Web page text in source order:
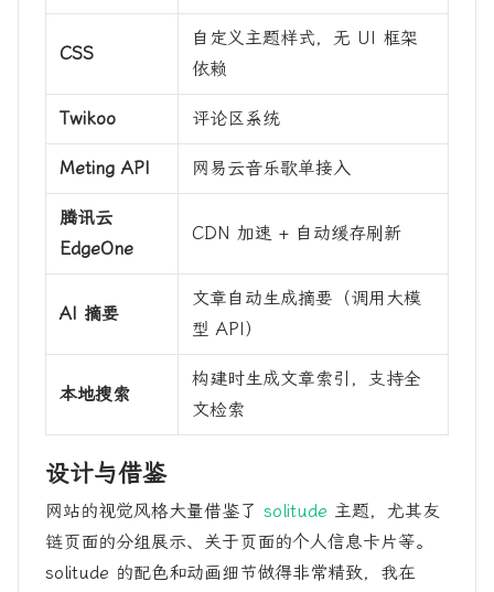
CSS
自定义主题样式，无 UI 框架
依赖
Twikoo 评论区系统
Meting API 网易云音乐歌单接入
腾讯云
EdgeOne
CDN 加速 + 自动缓存刷新
AI 摘要
文章自动生成摘要（调用大模
型 API）
本地搜索
构建时生成文章索引，支持全
文检索
设计与借鉴
网站的视觉风格大量借鉴了 solitude 主题，尤其友
链页面的分组展示、关于页面的个人信息卡片等。
solitude 的配色和动画细节做得非常精致，我在